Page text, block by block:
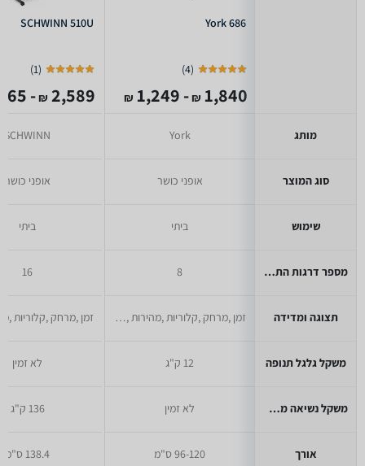
מותג
סוג המוצר
שימוש
מספר דרגות התנגדות
תצוגה ומדידה
משקל גלגל תנופה
משקל נשיאה מקסימלי
אורך
York 686
(
4
)
1,840
₪
- 1,249
₪
York
אופני כושר
ביתי
8
זמן ,מרחק ,קלוריות ,מהירות ,דופק
12 ק"ג
לא זמין
96-120 ס"מ
SCHWINN 510U
(
1
)
2,589
₪
- 2,365
SCHWINN
אופני כושר
ביתי
16
לא זמין
136 ק"ג
138.4 ס"מ